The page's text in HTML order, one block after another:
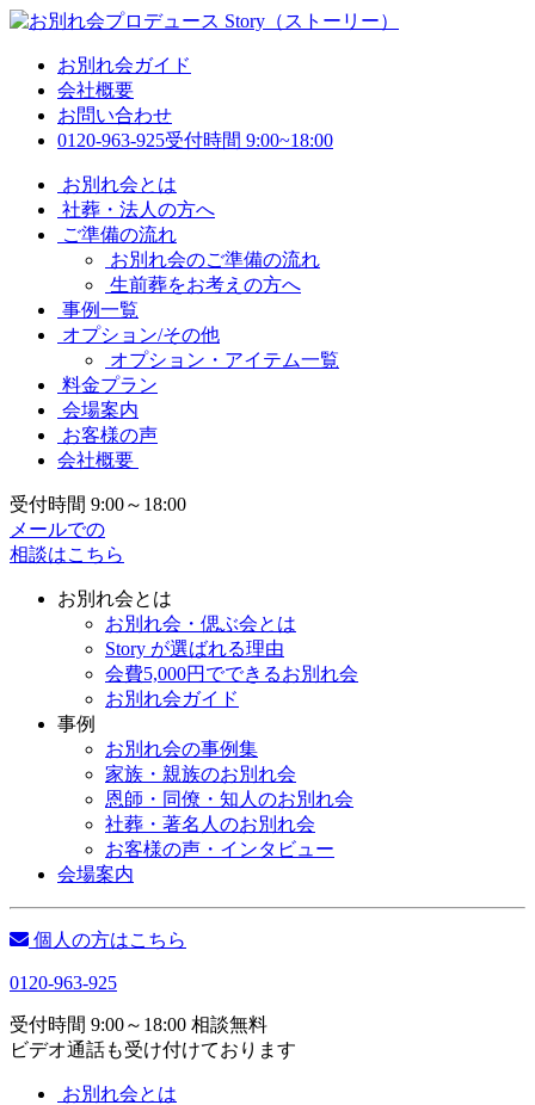
お別れ会ガイド
会社概要
お問い合わせ
0120-963-925受付時間 9:00~18:00
お別れ会とは
社葬・法人の方へ
ご準備の流れ
お別れ会のご準備の流れ
生前葬をお考えの方へ
事例一覧
オプション/その他
オプション・アイテム一覧
料金プラン
会場案内
お客様の声
会社概要
受付時間 9:00～18:00
メールでの
相談はこちら
お別れ会とは
お別れ会・偲ぶ会とは
Story が選ばれる理由
会費5,000円でできるお別れ会
お別れ会ガイド
事例
お別れ会の事例集
家族・親族のお別れ会
恩師・同僚・知人のお別れ会
社葬・著名人のお別れ会
お客様の声・インタビュー
会場案内
個人の方はこちら
0120-963-925
受付時間 9:00～18:00 相談無料
ビデオ通話も受け付けております
お別れ会とは